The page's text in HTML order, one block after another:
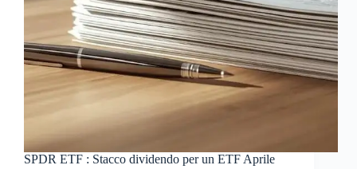
SPDR ETF : Stacco dividendo per un ETF Aprile